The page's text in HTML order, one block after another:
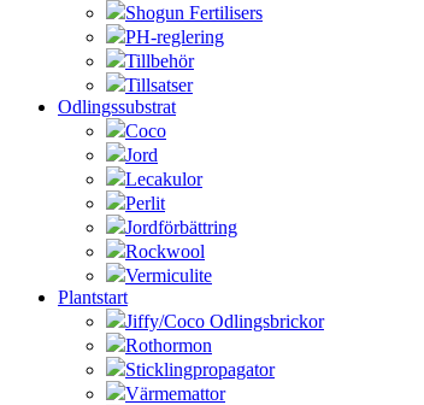
Shogun Fertilisers
PH-reglering
Tillbehör
Tillsatser
Odlingssubstrat
Coco
Jord
Lecakulor
Perlit
Jordförbättring
Rockwool
Vermiculite
Plantstart
Jiffy/Coco Odlingsbrickor
Rothormon
Sticklingpropagator
Värmemattor